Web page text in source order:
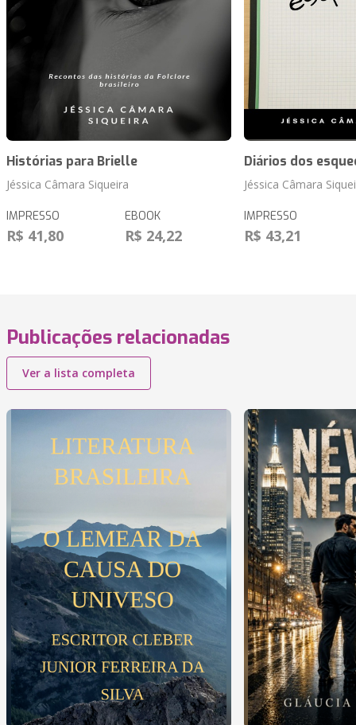
Histórias para Brielle
Jéssica Câmara Siqueira
IMPRESSO
R$ 41,80
EBOOK
R$ 24,22
Diários dos
Jéssica Câmara
IMPRESSO
R$ 43,21
Publicações relacionadas
Ver a lista completa